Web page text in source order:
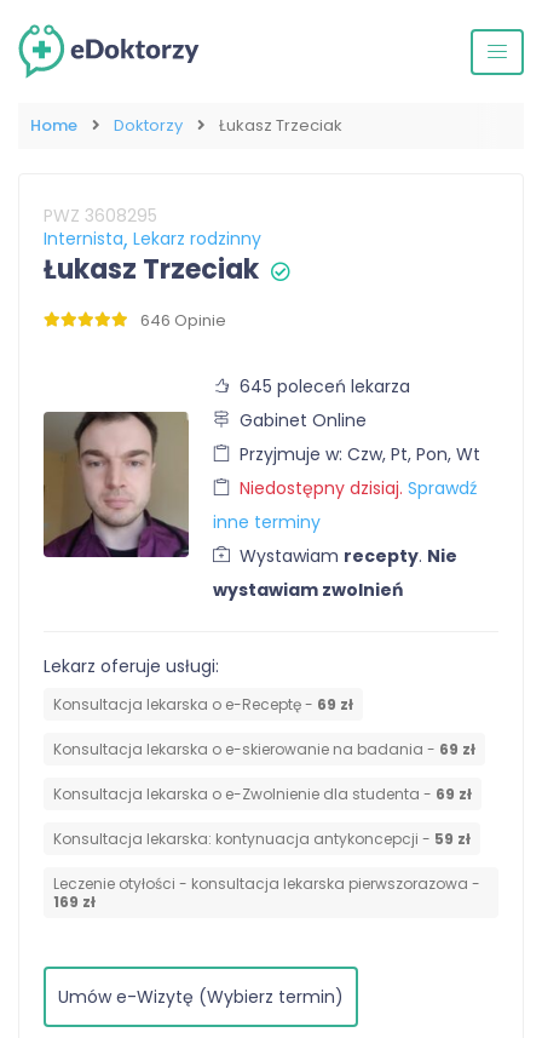
Home Doktorzy Łukasz Trzeciak
PWZ 3608295
Internista Lekarz rodzinny
Łukasz Trzeciak
646 Opinie
645 poleceń lekarza
Gabinet Online
Przyjmuje w: Czw, Pt, Pon, Wt
Niedostępny dzisiaj. Sprawdź
inne terminy
Wystawiam recepty. Nie
wystawiam zwolnień
Lekarz oferuje usługi:
Konsultacja lekarska o e-Receptę - 69 zł
Konsultacja lekarska o e-skierowanie na badania - 69 zł
Konsultacja lekarska o e-Zwolnienie dla studenta - 69 zł
⁠Konsultacja lekarska: kontynuacja antykoncepcji - 59 zł
Leczenie otyłości - konsultacja lekarska pierwszorazowa -
169 zł
Umów e-Wizytę (Wybierz termin)